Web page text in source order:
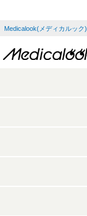
Medicalook(メディカルック)